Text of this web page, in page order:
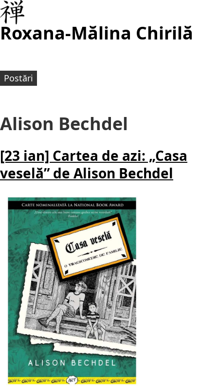
Roxana-Mălina Chirilă
Postări
Alison Bechdel
[23 ian] Cartea de azi: „Casa
veselă” de Alison Bechdel